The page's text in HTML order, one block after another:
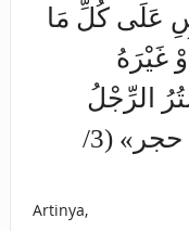
عَلَى كُلِّ مَا
غَيْرَهُ
الرِّجْلُ
انْتهى». «فتح الباري لابن حجر» (3/
Artinya,